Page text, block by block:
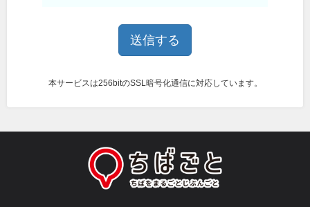
本サービスは256bitのSSL暗号化通信に対応しています。